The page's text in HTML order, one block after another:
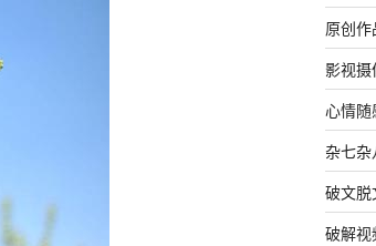
原创作
影视摄
心情随
杂七杂
破文脱
破解视